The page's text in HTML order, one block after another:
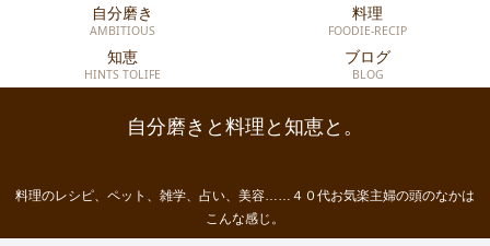
自分磨きと料理と知恵と。
料理のレシピ、ペット、雑学、占い、美容……４０代お気楽主婦の頭のなかは
こんな感じ。
自分磨き
AMBITIOUS
料理
FOODIE-RECIP
知恵
HINTS TOLIFE
ブログ
BLOG